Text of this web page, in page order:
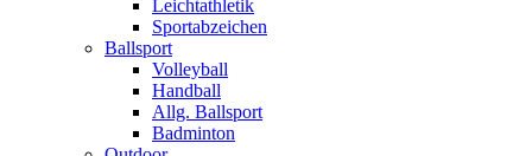
Leichtathletik
Sportabzeichen
Ballsport
Volleyball
Handball
Allg. Ballsport
Badminton